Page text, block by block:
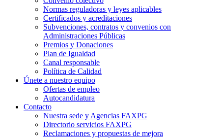
Normas reguladoras y leyes aplicables
Certificados y acreditaciones
Subvenciones, contratos y convenios con
Administraciones Públicas
Premios y Donaciones
Plan de Igualdad
Canal responsable
Política de Calidad
Únete a nuestro equipo
Ofertas de empleo
Autocandidatura
Contacto
Nuestra sede y Agencias FAXPG
Directorio servicios FAXPG
Reclamaciones y propuestas de mejora